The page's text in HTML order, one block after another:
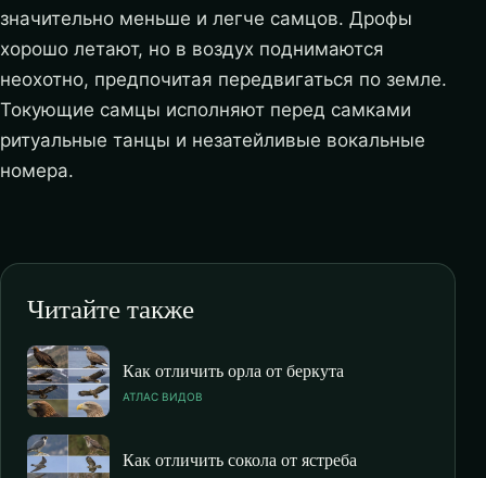
значительно меньше и легче самцов. Дрофы
хорошо летают, но в воздух поднимаются
неохотно, предпочитая передвигаться по земле.
Токующие самцы исполняют перед самками
ритуальные танцы и незатейливые вокальные
номера.
Читайте также
Как отличить орла от беркута
АТЛАС ВИДОВ
Как отличить сокола от ястреба